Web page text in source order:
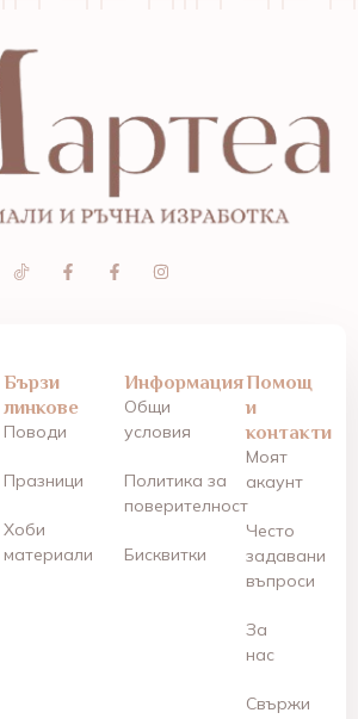
Бързи
линкове
Поводи
Празници
Хоби
материали
Информация
Общи
условия
Политика за
поверителност
Бисквитки
Помощ
и
контакти
Моят
акаунт
Често
задавани
въпроси
За
нас
Свържи